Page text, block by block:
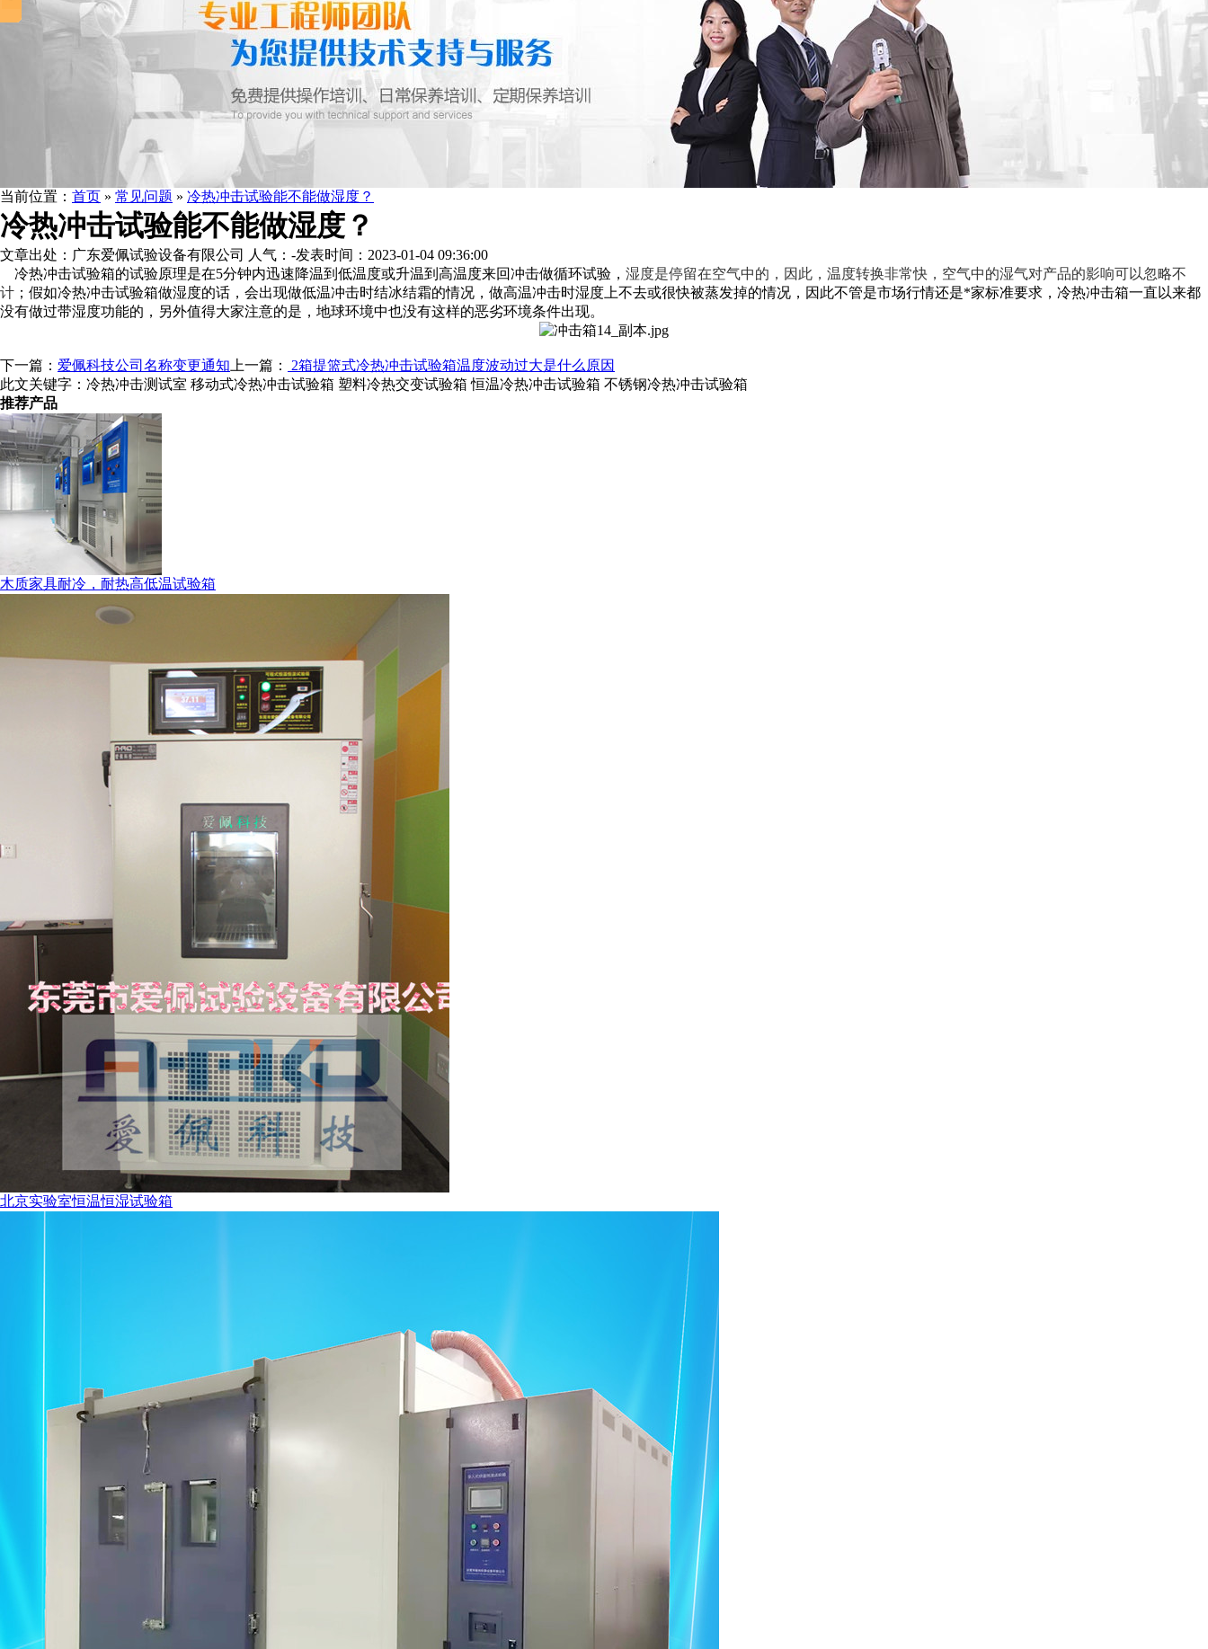
当前位置： 首页 » 常见问题 » 冷热冲击试验能不能做湿度？
冷热冲击试验能不能做湿度？
文章出处：广东爱佩试验设备有限公司 人气： -发表时间：2023-01-04 09:36:00
冷热冲击试验箱的试验原理是在5分钟内迅速降温到低温度或升温到高温度来回冲击做循环试验， 湿度是停留在空气中的，因此，温度转换非常快，空气中的湿气对产品的影响可以忽略不
计 ；假如冷热冲击试验箱做湿度的话，会出现做低温冲击时结冰结霜的情况，做高温冲击时湿度上不去或很快被蒸发掉的情况，因此不管是市场行情还是*家标准要求，冷热冲击箱一直以来都
没有做过带湿度功能的，另外值得大家注意的是，地球环境中也没有这样的恶劣环境条件出现。
下一篇： 爱佩科技公司名称变更通知 上一篇：
2箱提篮式冷热冲击试验箱温度波动过大是什么原因
此文关键字： 冷热冲击测试室 移动式冷热冲击试验箱 塑料冷热交变试验箱 恒温冷热冲击试验箱 不锈钢冷热冲击试验箱
推荐产品
木质家具耐冷，耐热高低温试验箱
北京实验室恒温恒湿试验箱